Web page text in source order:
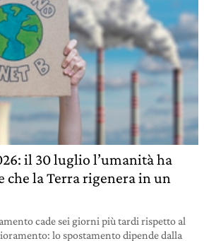
il 30 luglio l’umanità ha
che la Terra rigenera in un
cade sei giorni più tardi rispetto al
lo spostamento dipende dalla